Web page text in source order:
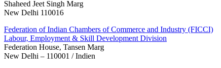
Shaheed Jeet Singh Marg
New Delhi 110016
Federation of Indian Chambers of Commerce and Industry (FICCI)
Labour, Employment & Skill Development Division
Federation House, Tansen Marg
New Delhi – 110001 / Indien